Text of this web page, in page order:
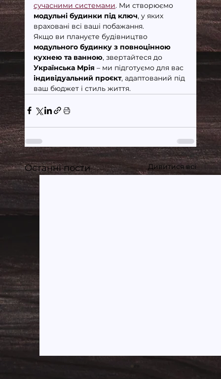
сучасними системами. Ми створюємо
модульні будинки під ключ, у яких
враховані всі ваші побажання.
Якщо ви плануєте будівництво
модульного будинку з повноцінною
кухнею та ванною, звертайтеся до
Українська Мрія – ми підготуємо для вас
індивідуальний проєкт, адаптований під
ваш бюджет і стиль життя.
Останні пости Дивитися всі